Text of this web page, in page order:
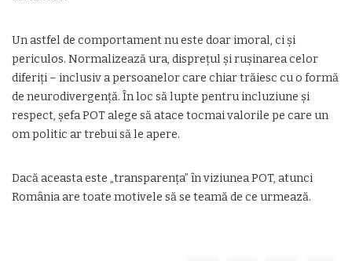
Un astfel de comportament nu este doar imoral, ci și
periculos. Normalizează ura, disprețul și rușinarea celor
diferiți – inclusiv a persoanelor care chiar trăiesc cu o formă
de neurodivergență. În loc să lupte pentru incluziune și
respect, șefa POT alege să atace tocmai valorile pe care un
om politic ar trebui să le apere.
Dacă aceasta este „transparența” în viziunea POT, atunci
România are toate motivele să se teamă de ce urmează.